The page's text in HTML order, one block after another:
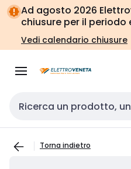
Vai alla
navigazione
Vai
alla
pagina
Ad agosto 2026
chiusure per il periodo
Vedi calendario chiusure
Cerca input
Torna indietro